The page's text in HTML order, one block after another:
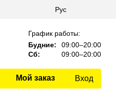
Рус
График работы:
Будние:
09:00–20:00
Сб:
09:00–20:00
Мой заказ Вход